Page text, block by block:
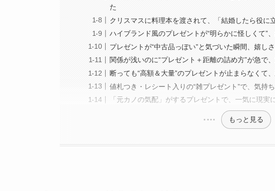
た
クリスマスに料理本を渡されて、「結婚したら役に
ハイブランド風のプレゼントが“明らかに怪しくて”
プレゼントが“中古品っぽい”と気づいた瞬間、嬉し
関係が浅いのに“プレゼント＋距離の詰め方”が急で
断っても“高額＆大量”のプレゼントが止まらなくて
値札つき・レシート入りの“雑プレゼント”で、気持
「元カノの気配」がするプレゼントで、一気に現実
もっと見る